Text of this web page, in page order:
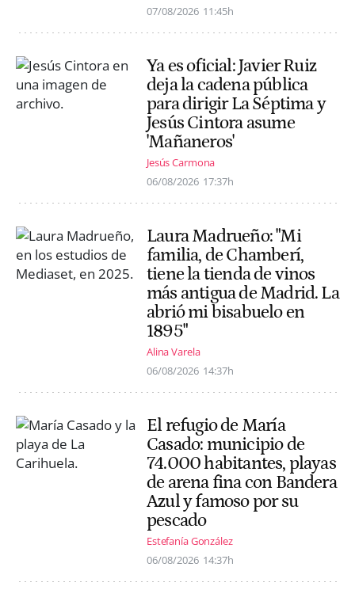
07/08/2026 11:45h
Ya es oficial: Javier Ruiz
deja la cadena pública
para dirigir La Séptima y
Jesús Cintora asume
'Mañaneros'
Jesús Carmona
06/08/2026 17:37h
Laura Madrueño: "Mi
familia, de Chamberí,
tiene la tienda de vinos
más antigua de Madrid. La
abrió mi bisabuelo en
1895"
Alina Varela
06/08/2026 14:37h
El refugio de María
Casado: municipio de
74.000 habitantes, playas
de arena fina con Bandera
Azul y famoso por su
pescado
Estefanía González
06/08/2026 14:37h